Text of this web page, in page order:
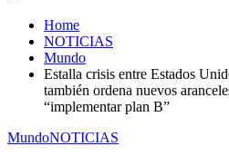
Home
NOTICIAS
Mundo
Estalla crisis entre Estados
también ordena nuevos
“implementar plan B”
MundoNOTICIAS